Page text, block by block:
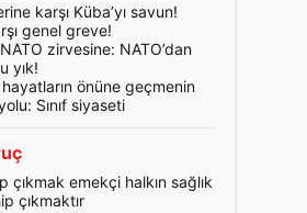
karşı Küba’yı savun!
genel greve!
NATO zirvesine: NATO’dan
yık!
hayatların önüne geçmenin
Sınıf siyaseti
çıkmak emekçi halkın sağlık
çıkmaktır